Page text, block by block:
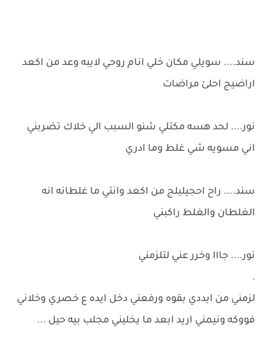
سند.... سويلي مكان خلي انام روحي لايبه وعد من اكعد
اراضيج احلئ مراضات
نور.... لحد هسه مكتلي شنو السبب الي خلاك تضربني
اني مسويه شي غلط وما ادري
سند.... راح احجيليلج من اكعد وانتي ما غلطانه انه
الغلطان والغلط راكبني
نور.... جااا وخرر عني لتلزمني
.
لزمني من ايددي بقوه ورفعني دخل ايده ع خصري وخلاني
فووكه ونيمني اريد ابعد ما يخليني مجلب بيه حيل ...